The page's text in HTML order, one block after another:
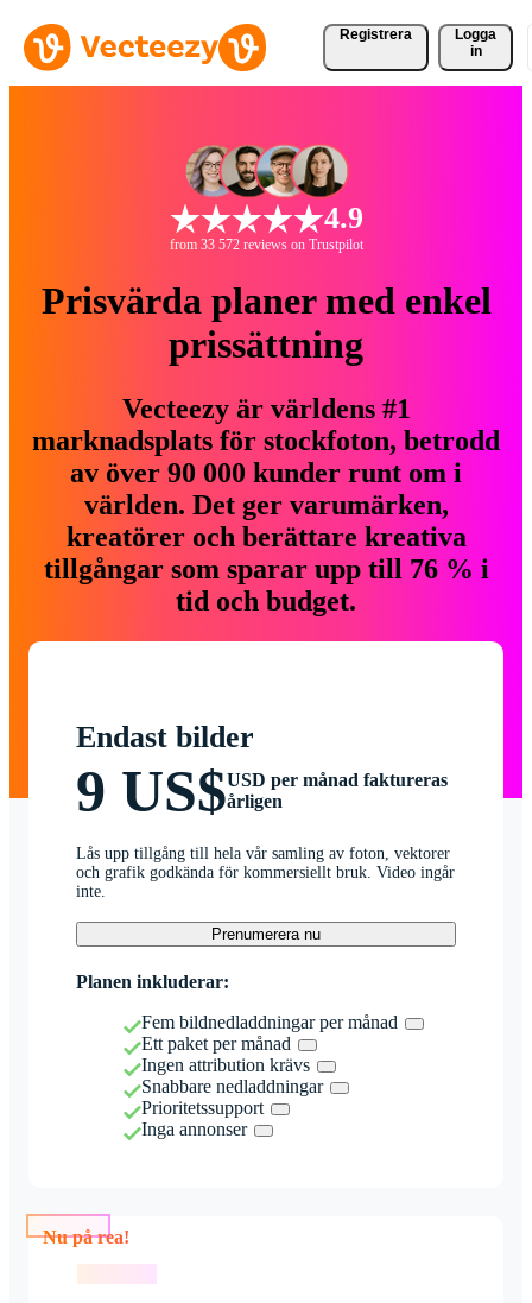
Registrera
Logga
in
4.9
from 33 572 reviews on Trustpilot
Prisvärda planer med enkel
prissättning
Vecteezy är världens #1
marknadsplats för stockfoton, betrodd
av över 90 000 kunder runt om i
världen. Det ger varumärken,
kreatörer och berättare kreativa
tillgångar som sparar upp till 76 % i
tid och budget.
Endast bilder
9 US$USD per månad faktureras
årligen
Lås upp tillgång till hela vår samling av foton, vektorer
och grafik godkända för kommersiellt bruk. Video ingår
inte.
Prenumerera nu
Planen inkluderar:
Fem bildnedladdningar per månad
Ett paket per månad
Ingen attribution krävs
Snabbare nedladdningar
Prioritetssupport
Inga annonser
Nu på rea!